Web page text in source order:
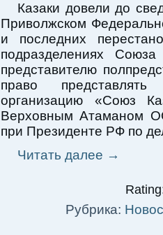
Казаки довели до
Приволжском
и последних
подразделениях
представителю
право
организацию «Союз
Верховным Атаманом
при Президенте РФ по
Читать далее →
Рубрика: